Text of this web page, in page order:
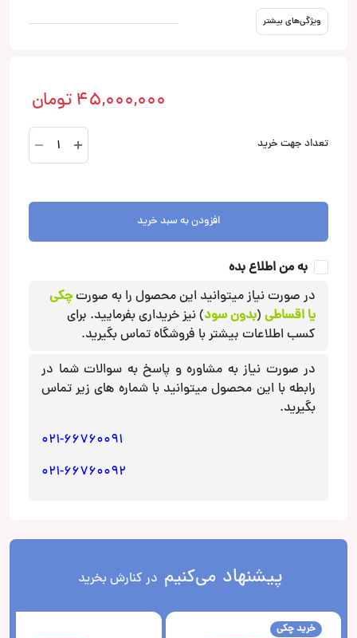
ویژگی‌های بیشتر
45,000,000 تومان
تعداد جهت خرید
SR4.500
آمپلی‌فایر
افزودن به سبد خرید
به من اطلاع بده
در صورت نیاز میتوانید این محصول را به صورتچکی
یا اقساطی (بدون سود) نیز خریداری بفرمایید. برای
کسب اطلاعات بیشتر با فروشگاه تماس بگیرید.
در صورت نیاز به مشاوره و پاسخ به سوالات شما در
رابطه با این محصول میتوانید با شماره های زیر تماس
بگیرید.
021-66760091
021-66760092
پیشنهاد می‌کنیم در کنارش بخرید
خرید چکی